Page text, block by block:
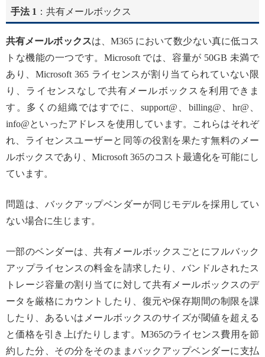
手法 1 ：共有メールボックス
共有メールボックスは、M365 において数少ない真に低コス
トな機能の一つです。Microsoft では、容量が 50GB 未満で
あり、Microsoft 365 ライセンスが割り当てられていない限
り、ライセンスなしで共有メールボックスを利用できま
す。多くの組織ではすでに、support@、billing@、hr@、
info@といったアドレスを使用しています。これらはそれぞ
れ、ライセンスユーザーと同等の役割を果たす無料のメー
ルボックスであり、Microsoft 365のコスト最適化を可能にし
ています。
問題は、バックアップベンダーが同じモデルを採用してい
ない場合に生じます。
一部のベンダーは、共有メールボックスごとにフルバック
アップライセンスの料金を請求したり、バンドルされたス
トレージ容量の割り当てに対して共有メールボックスのデ
ータを厳格にカウントしたり、復元や保存期間の制限を課
したり、あるいはメールボックスのサイズが閾値を超える
と価格を引き上げたりします。M365のライセンス費用を節
約した分、その分をそのままバックアップベンダーに支払